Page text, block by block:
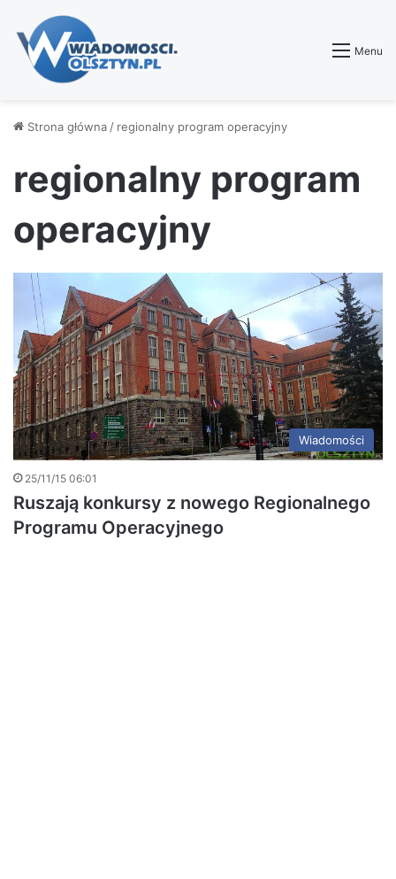
Menu
Strona główna / regionalny program operacyjny
regionalny program
operacyjny
Wiadomości
25/11/15 06:01
Ruszają konkursy z nowego Regionalnego
Programu Operacyjnego